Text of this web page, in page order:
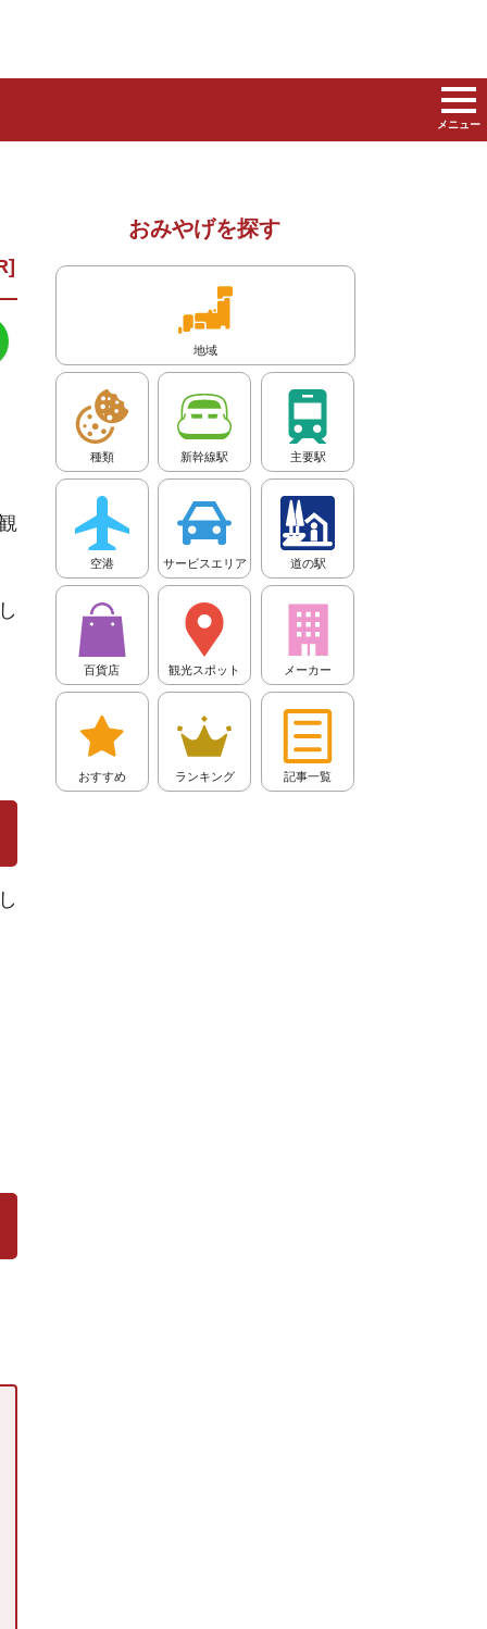
メニュー
おみやげを探す
地域
種類 新幹線駅 主要駅
空港 サービスエリア 道の駅
百貨店 観光スポット メーカー
おすすめ ランキング 記事一覧